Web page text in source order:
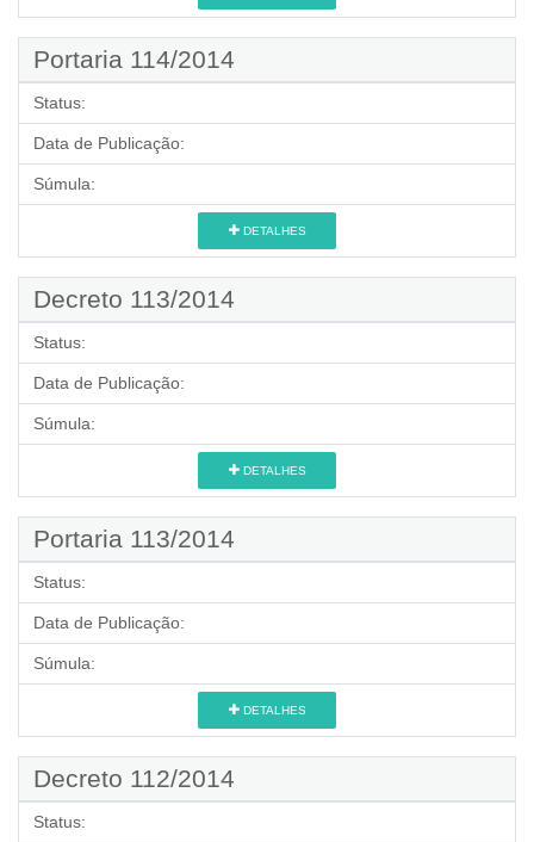
Portaria 114/2014
Status:
Data de Publicação:
Súmula:
DETALHES
Decreto 113/2014
Status:
Data de Publicação:
Súmula:
DETALHES
Portaria 113/2014
Status:
Data de Publicação:
Súmula:
DETALHES
Decreto 112/2014
Status: